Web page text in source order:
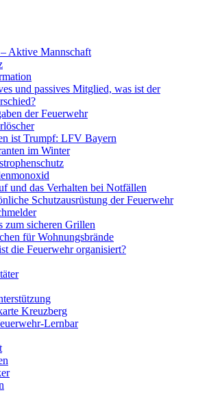
Aktive Mannschaft
und passives Mitglied, was ist der
der Feuerwehr
ist Trumpf: LFV Bayern
im Winter
und das Verhalten bei Notfällen
Schutzausrüstung der Feuerwehr
zum sicheren Grillen
für Wohnungsbrände
die Feuerwehr organisiert?
Kreuzberg
Lernbar